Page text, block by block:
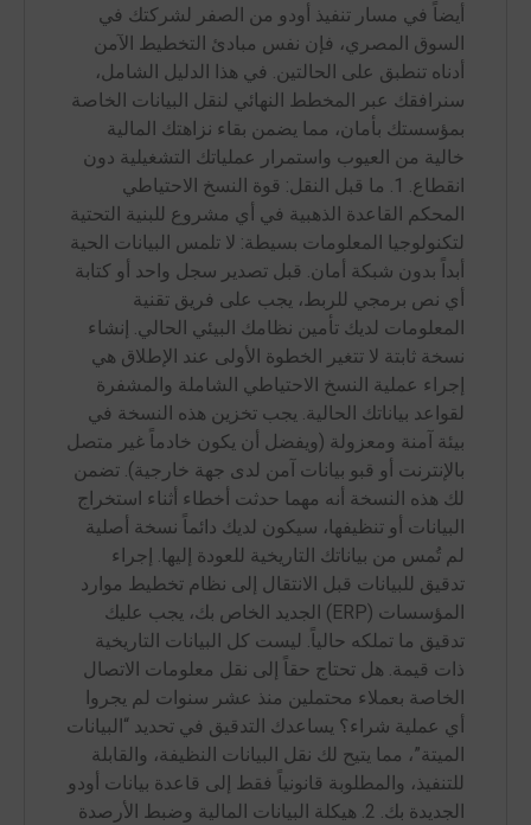
أيضاً في مسار تنفيذ أودو من الصفر لشركتك في
السوق المصري، فإن نفس مبادئ التخطيط الآمن
أدناه تنطبق على الحالتين. في هذا الدليل الشامل،
سنرافقك عبر المخطط النهائي لنقل البيانات الخاصة
بمؤسستك بأمان، مما يضمن بقاء نزاهتك المالية
خالية من العيوب واستمرار عملياتك التشغيلية دون
انقطاع. 1. ما قبل النقل: قوة النسخ الاحتياطي
المحكم القاعدة الذهبية في أي مشروع للبنية التحتية
لتكنولوجيا المعلومات بسيطة: لا تلمس البيانات الحية
أبداً بدون شبكة أمان. قبل تصدير سجل واحد أو كتابة
أي نص برمجي للربط، يجب على فريق تقنية
المعلومات لديك تأمين نظامك البيئي الحالي. إنشاء
نسخة ثابتة لا تتغير الخطوة الأولى عند الإطلاق هي
إجراء عملية النسخ الاحتياطي الشاملة والمشفرة
لقواعد بياناتك الحالية. يجب تخزين هذه النسخة في
بيئة آمنة ومعزولة (ويفضل أن يكون خادماً غير متصل
بالإنترنت أو قبو بيانات آمن لدى جهة خارجية). تضمن
لك هذه النسخة أنه مهما حدثت أخطاء أثناء استخراج
البيانات أو تنظيفها، سيكون لديك دائماً نسخة أصلية
لم تُمس من بياناتك التاريخية للعودة إليها. إجراء
تدقيق للبيانات قبل الانتقال إلى نظام تخطيط موارد
المؤسسات (ERP) الجديد الخاص بك، يجب عليك
تدقيق ما تملكه حالياً. ليست كل البيانات التاريخية
ذات قيمة. هل تحتاج حقاً إلى نقل معلومات الاتصال
الخاصة بعملاء محتملين منذ عشر سنوات لم يجروا
أي عملية شراء؟ يساعدك التدقيق في تحديد “البيانات
الميتة”، مما يتيح لك نقل البيانات النظيفة، والقابلة
للتنفيذ، والمطلوبة قانونياً فقط إلى قاعدة بيانات أودو
الجديدة بك. 2. هيكلة البيانات المالية وضبط الأرصدة